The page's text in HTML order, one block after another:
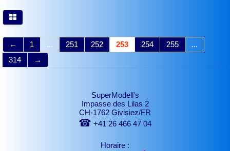
← 1 ... 251 252 253 254 255
...
314
→
SuperModell's
Impasse des Lilas 2
CH-1762 Givisiez/FR
☎ +41 26 466 47 04
Horaire :